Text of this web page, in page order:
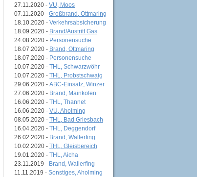
27.11.2020 - VU, Moos
07.11.2020 - Großbrand, Ottmaring
18.10.2020 - Verkehrsabsicherung
18.09.2020 - Brand/Austritt Gas
24.08.2020 - Personensuche
18.07.2020 - Brand, Ottmaring
18.07.2020 - Personensuche
10.07.2020 - THL, Schwarzwöhr
10.07.2020 - THL, Probstschwaig
29.06.2020 - ABC-Einsatz, Winzer
27.06.2020 - Brand, Mainkofen
16.06.2020 - THL, Thannet
16.06.2020 - VU, Aholming
08.05.2020 - THL, Bad Griesbach
16.04.2020 - THL, Deggendorf
26.02.2020 - Brand, Wallerfing
10.02.2020 - THL, Gleisbereich
19.01.2020 - THL, Aicha
23.11.2019 - Brand, Wallerfing
11.11.2019 - Sonstiges, Aholming